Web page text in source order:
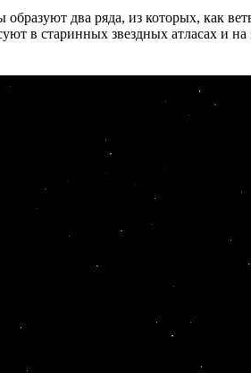
образуют два ряда, из которых, как
в старинных звездных атласах и